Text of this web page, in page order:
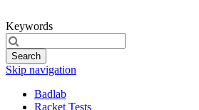
Keywords
Search
Skip navigation
Badlab
Racket Tests